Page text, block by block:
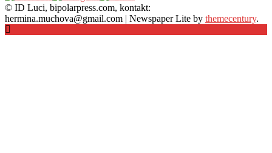
© ID Luci, bipolarpress.com, kontakt:
hermina.muchova@gmail.com | Newspaper Lite by themecentury.